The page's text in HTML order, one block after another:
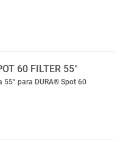
60 FILTER 55°
55° para DURA® Spot 60